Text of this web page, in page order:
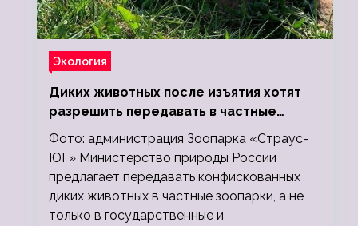
Экология
Диких животных после изъятия хотят
разрешить передавать в частные
зоопарки
Фото: администрация Зоопарка «Страус-
ЮГ» Министерство природы России
предлагает передавать конфискованных
диких животных в частные зоопарки, а не
только в государственные и